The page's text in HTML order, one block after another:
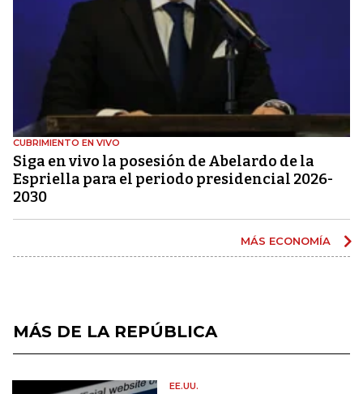
CUBRIMIENTO EN VIVO
Siga en vivo la posesión de Abelardo de la
Espriella para el periodo presidencial 2026-
2030
MÁS ECONOMÍA
MÁS DE LA REPÚBLICA
EE.UU.